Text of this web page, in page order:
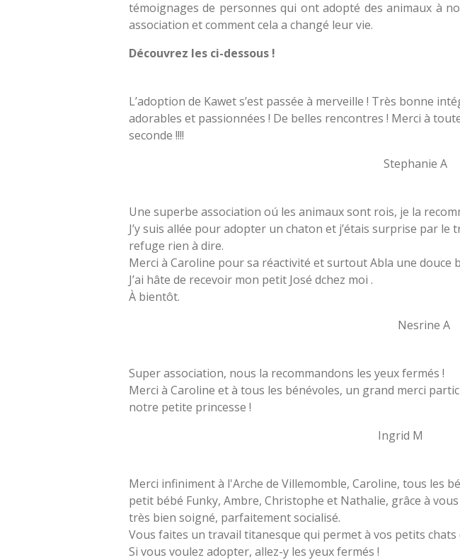
témoignages de personnes qui ont adopté des animaux à
association et comment cela a changé leur vie.
Découvrez les ci-dessous !
L’adoption de Kawet s’est passée à merveille ! Très bonne
adorables et passionnées ! De belles rencontres ! Merci à
seconde !!!!
Stephanie A
Une superbe association oú les animaux sont rois, je la
J’y suis allée pour adopter un chaton et j’étais surprise par
refuge rien à dire.
Merci à Caroline pour sa réactivité et surtout Abla une
J’ai hâte de recevoir mon petit José dchez moi .
À bientôt.
Nesrine A
Super association, nous la recommandons les yeux fermés !
Merci à Caroline et à tous les bénévoles, un grand merci
notre petite princesse !
Ingrid M
Merci infiniment à l'Arche de Villemomble, Caroline, tous les
petit bébé Funky, Ambre, Christophe et Nathalie, grâce à
très bien soigné, parfaitement socialisé.
Vous faites un travail titanesque qui permet à vos petits
Si vous voulez adopter, allez-y les yeux fermés !